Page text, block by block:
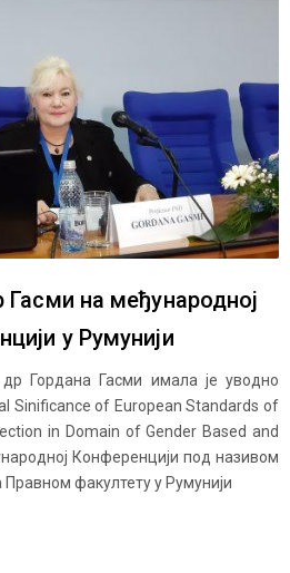
на међународној
у Румунији
Гордана Гасми имала је уводно
Sinificance of European Standards of
in Domain of Gender Based and
Конференцији под називом
Правном факултету у Румунији